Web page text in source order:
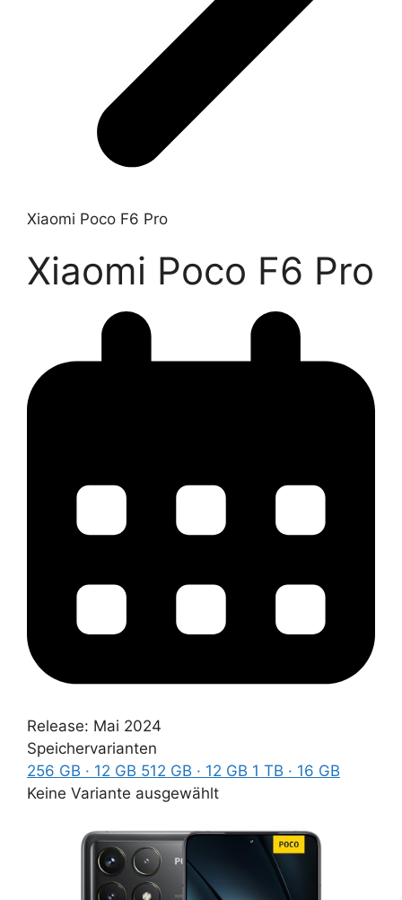
Xiaomi Poco F6 Pro
Xiaomi Poco F6 Pro
Release: Mai 2024
Speichervarianten
256 GB · 12 GB 512 GB · 12 GB 1 TB · 16 GB
Keine Variante ausgewählt